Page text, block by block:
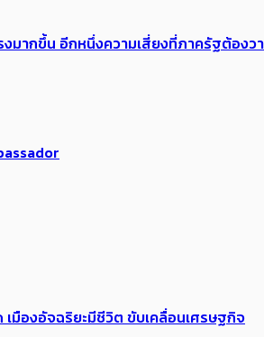
มากขึ้น อีกหนึ่งความเสี่ยงที่ภาครัฐต้อง
เมืองอัจฉริยะมีชีวิต ขับเคลื่อนเศรษฐกิจ